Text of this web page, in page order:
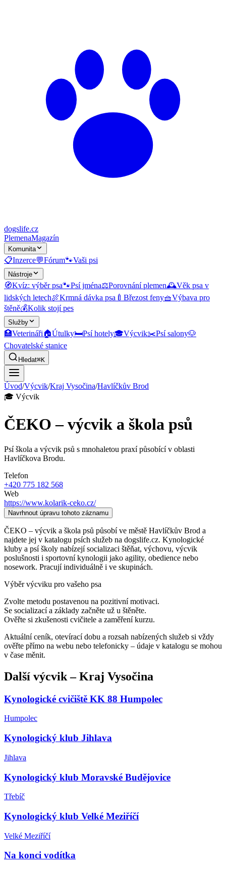
dogslife.cz
PlemenaMagazín
Komunita
📋Inzerce💬Fórum🐾Vaši psi
Nástroje
🧭Kvíz: výběr psa🐾Psí jména⚖️Porovnání plemen🕰️Věk psa v
lidských letech🍖Krmná dávka psa 🍼 Březost feny🧺Výbava pro
štěně💰Kolik stojí pes
Služby
🏥Veterináři🏠Útulky🛏️Psí hotely🎓Výcvik✂️Psí salony🐶
Chovatelské stanice
Hledat⌘K
Úvod/Výcvik/Kraj Vysočina/Havlíčkův Brod
🎓 Výcvik
ČEKO – výcvik a škola psů
Psí škola a výcvik psů s mnohaletou praxí působící v oblasti
Havlíčkova Brodu.
Telefon
+420 775 182 568
Web
https://www.kolarik-ceko.cz/
Navrhnout úpravu tohoto záznamu
ČEKO – výcvik a škola psů působí ve městě Havlíčkův Brod a
najdete jej v katalogu psích služeb na dogslife.cz. Kynologické
kluby a psí školy nabízejí socializaci štěňat, výchovu, výcvik
poslušnosti i sportovní kynologii jako agility, obedience nebo
nosework. Pracují individuálně i ve skupinách.
Výběr výcviku pro vašeho psa
Zvolte metodu postavenou na pozitivní motivaci.
Se socializací a základy začněte už u štěněte.
Ověřte si zkušenosti cvičitele a zaměření kurzu.
Aktuální ceník, otevírací dobu a rozsah nabízených služeb si vždy
ověřte přímo na webu nebo telefonicky – údaje v katalogu se mohou
v čase měnit.
Další výcvik–Kraj Vysočina
Kynologické cvičiště KK 88 Humpolec
Humpolec
Kynologický klub Jihlava
Jihlava
Kynologický klub Moravské Budějovice
Třebíč
Kynologický klub Velké Meziříčí
Velké Meziříčí
Na konci vodítka